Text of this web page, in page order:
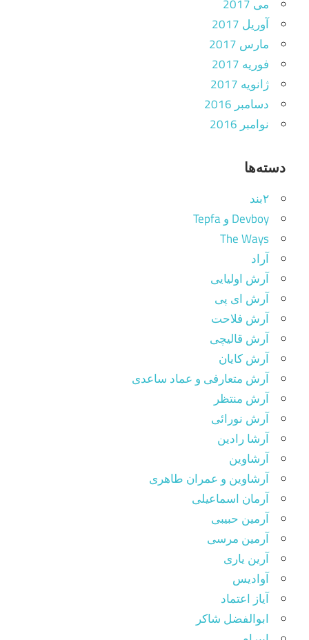
می 2017
آوریل 2017
مارس 2017
فوریه 2017
ژانویه 2017
دسامبر 2016
نوامبر 2016
دسته‌ها
۲بند
Devboy و Tepfa
The Ways
آراد
آرش اولیایی
آرش ای پی
آرش فلاحت
آرش قالیچی
آرش کایان
آرش متعارفی و عماد ساعدی
آرش منتظر
آرش نورائی
آرشا رادین
آرشاوین
آرشاوین و عمران طاهری
آرمان اسماعیلی
آرمین حبیبی
آرمین مرسی
آرین یاری
آوادیس
آیاز اعتماد
ابوالفضل شاکر